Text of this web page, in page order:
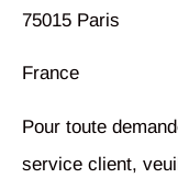
75015 Paris
France
Pour toute
service client,